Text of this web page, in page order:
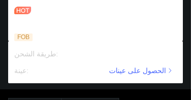
FOB
طريقة الشحن:
عينة: الحصول على عينات